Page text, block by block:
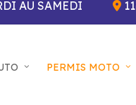
AU SAMEDI
PERMIS MOTO